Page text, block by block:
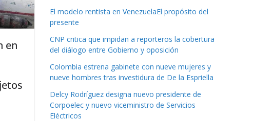
en
El modelo rentista en VenezuelaEl propósito del
presente
CNP critica que impidan a reporteros la cobertura
del diálogo entre Gobierno y oposición
Colombia estrena gabinete con nueve mujeres y
nueve hombres tras investidura de De la Espriella
Delcy Rodríguez designa nuevo presidente de
Corpoelec y nuevo viceministro de Servicios
Eléctricos